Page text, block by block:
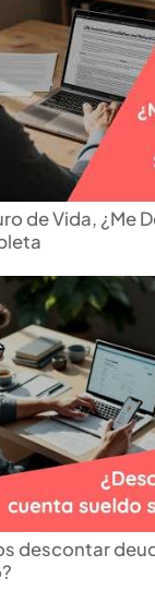
de Vida, ¿Me
descontar
el
que